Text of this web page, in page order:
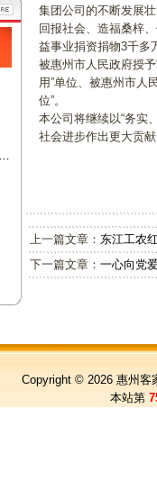
…
集团公司的不断发展
回报社会、造福桑梓
益事业捐资捐物3千多
被惠州市人民政府授
用”单位、被惠州市人
位”。
本公司将继续以“务实
社会进步作出更大贡
上一篇文章： 东江工农
下一篇文章：一心向党
Copyright © 2026 惠州客
本站第